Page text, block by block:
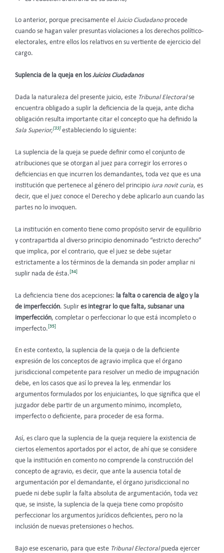
Lo anterior, porque precisamente el Juicio Ciudadanoprocede
cuando se hagan valer presuntas violaciones a los derechos político-
electorales, entre ellos los relativos en su vertiente de ejercicio del
cargo.
Suplencia de la queja en losJuicios Ciudadanos
Dada la naturaleza del presente juicio, este Tribunal Electoralse
encuentra obligado a suplir la deficiencia de la queja, ante dicha
obligación resulta importante citar el concepto que ha definido la
Sala Superior,[33] estableciendo lo siguiente:
La suplencia de la queja se puede definir como el conjunto de
atribuciones que se otorgan al juez para corregir los errores o
deficiencias en que incurren los demandantes, toda vez que es una
institución que pertenece al género del principio iura novit curia, es
decir, que el juez conoce el Derecho y debe aplicarlo aun cuando las
partes no lo invoquen.
La institución en comento tiene como propósito servir de equilibrio
y contrapartida al diverso principio denominado “estricto derecho”
que implica, por el contrario, que el juez se debe sujetar
estrictamente a los términos de la demanda sin poder ampliar ni
suplir nada de ésta.[34]
La deficiencia tiene dos acepciones: la falta o carencia de algo y la
de imperfección. Suplir es integrar lo que falta, subsanar una
imperfección, completar o perfeccionar lo que está incompleto o
imperfecto. [35]
En este contexto, la suplencia de la queja o de la deficiente
expresión de los conceptos de agravio implica que el órgano
jurisdiccional competente para resolver un medio de impugnación
debe, en los casos que así lo prevea la ley, enmendar los
argumentos formulados por los enjuiciantes, lo que significa que el
juzgador debe partir de un argumento mínimo, incompleto,
imperfecto o deficiente, para proceder de esa forma.
Así, es claro que la suplencia de la queja requiere la existencia de
ciertos elementos aportados por el actor, de ahí que se considere
que la institución en comento no comprende la construcción del
concepto de agravio, es decir, que ante la ausencia total de
argumentación por el demandante, el órgano jurisdiccional no
puede ni debe suplir la falta absoluta de argumentación, toda vez
que, se insiste, la suplencia de la queja tiene como propósito
perfeccionar los argumentos jurídicos deficientes, pero no la
inclusión de nuevas pretensiones o hechos.
Bajo ese escenario, para que este Tribunal Electoral pueda ejercer